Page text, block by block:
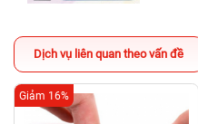
Dịch vụ liên quan theo vấn đề
Giảm 16%